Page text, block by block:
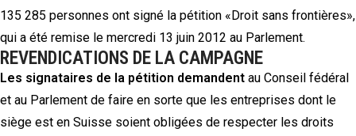
135 285 personnes ont signé la pétition «Droit sans frontières»,
qui a été remise le mercredi 13 juin 2012 au Parlement.
REVENDICATIONS DE LA CAMPAGNE
Les signataires de la pétition demandent au Conseil fédéral
et au Parlement de faire en sorte que les entreprises dont le
siège est en Suisse soient obligées de respecter les droits